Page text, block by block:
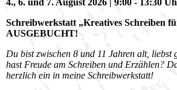
4., 6. und 7. August 2026 | 9:00 - 13:30
Schreibwerkstatt „Kreatives Schreiben
AUSGEBUCHT!
Du bist zwischen 8 und 11 Jahren alt, liebst
hast Freude am Schreiben und Erzählen?
herzlich ein in meine Schreibwerkstatt!